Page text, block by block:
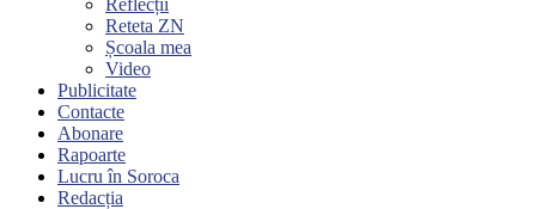
Reflecții
Reteta ZN
Școala mea
Video
Publicitate
Contacte
Abonare
Rapoarte
Lucru în Soroca
Redacția